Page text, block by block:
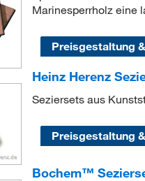
Marinesperrholz eine
Preisgestaltung
Heinz Herenz
Seziersets aus
Preisgestaltung
Bochem™